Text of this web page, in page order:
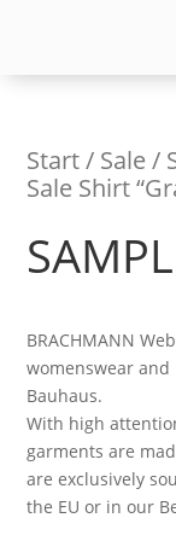
Start/ Sale /
Sale Shirt
BRACHMANN
womenswear
Bauhaus.
With high
garments are
are exclusively
the EU or in our